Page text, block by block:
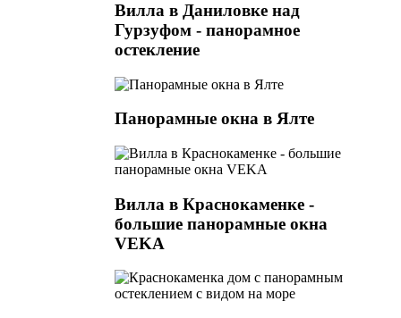
Вилла в Даниловке над
Гурзуфом - панорамное
остекление
Панорамные окна в Ялте
Вилла в Краснокаменке -
большие панорамные окна
VEKA